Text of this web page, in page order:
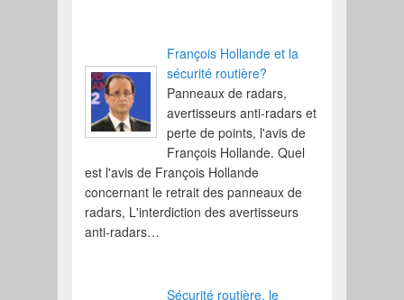
François Hollande et la
sécurité routière?
Panneaux de radars,
avertisseurs anti-radars et
perte de points, l'avis de
François Hollande. Quel
est l'avis de François Hollande
concernant le retrait des panneaux de
radars, L'interdiction des avertisseurs
anti-radars…
Sécurité routière, le